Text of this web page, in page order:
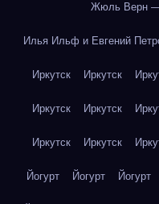
Жюль Верн —
Илья Ильф и Евгений
Иркутск Иркутск
Иркутск Иркутск
Иркутск Иркутск
Йогурт Йогурт Йогурт